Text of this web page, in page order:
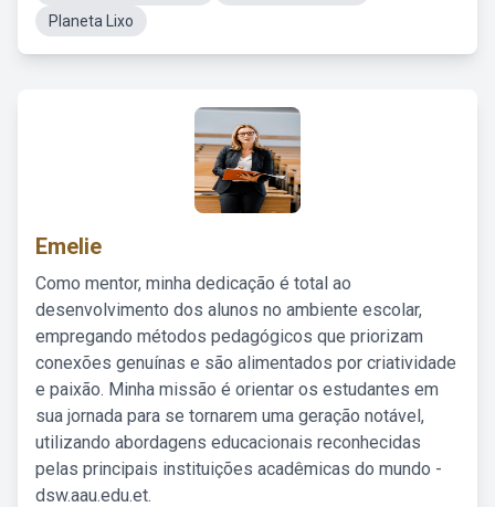
Planeta Lixo
Emelie
Como mentor, minha dedicação é total ao
desenvolvimento dos alunos no ambiente escolar,
empregando métodos pedagógicos que priorizam
conexões genuínas e são alimentados por criatividade
e paixão. Minha missão é orientar os estudantes em
sua jornada para se tornarem uma geração notável,
utilizando abordagens educacionais reconhecidas
pelas principais instituições acadêmicas do mundo -
dsw.aau.edu.et.